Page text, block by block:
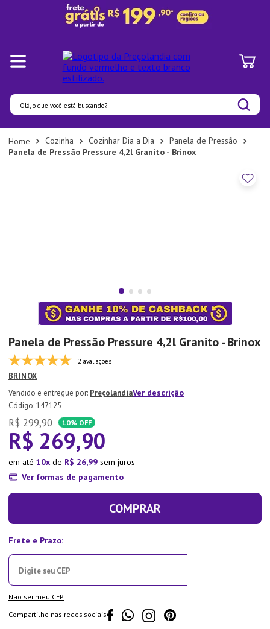
Olá, o que você está buscando?
Cozinha Cozinhar Dia a Dia
Panela de Pressão
Panela de Pressão Pressure 4,2l Granito - Brinox
Panela de Pressão Pressure 4,2l Granito - Brinox
2 avaliações
BRINOX
PreçolandiaVer descrição
:147125
R$ 299,90 10% OFF
R$ 269,90
em até 10 de R$ 26,99 sem juros
Ver formas de pagamento
COMPRAR
Não sei meu CEP
Compartilhe nas redes sociais
Termos mais buscados
1º
Panelas
Xicara
Lixeira
10º Organizador